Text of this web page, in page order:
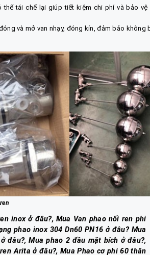
tái chế lại giúp tiết kiệm chi phí và bảo vệ
và mở van nhạy, đóng kín, đảm bảo không
inox ở đâu?, Mua Van phao nối ren phi
phao inox 304 Dn60 PN16 ở đâu? Mua
đâu?, Mua phao 2 đầu mặt bích ở đâu?,
Arita ở đâu?, Mua Phao cơ phi 60 thân